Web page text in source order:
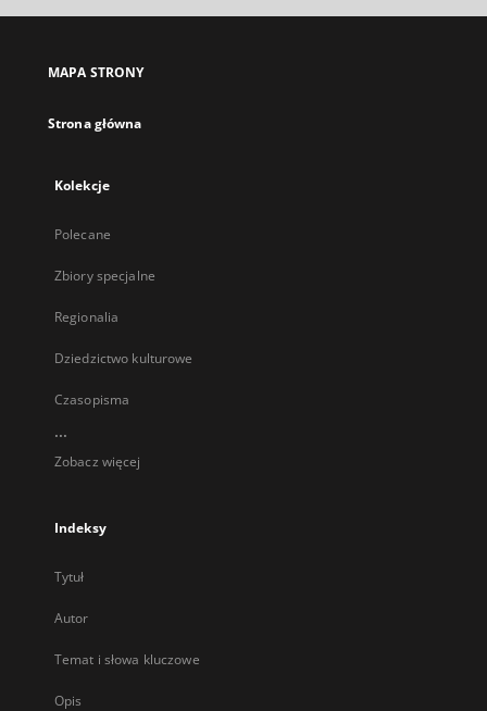
MAPA STRONY
Strona główna
Kolekcje
Polecane
Zbiory specjalne
Regionalia
Dziedzictwo kulturowe
Czasopisma
...
Zobacz więcej
Indeksy
Tytuł
Autor
Temat i słowa kluczowe
Opis